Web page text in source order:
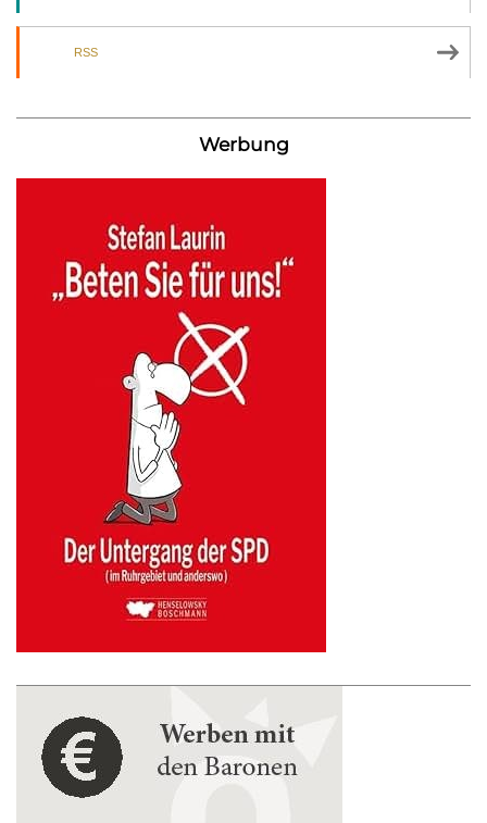
RSS
Werbung